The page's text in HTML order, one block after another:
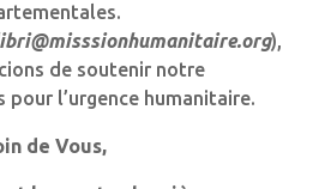
),
de soutenir notre
l’urgence humanitaire.
de Vous,